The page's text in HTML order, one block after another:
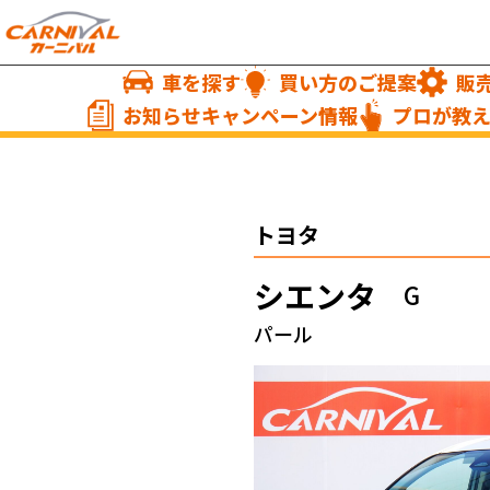
車を探す 買い方のご提案
販
お知らせキャンペーン情報
プロが教
トヨタ
シエンタ G
パール